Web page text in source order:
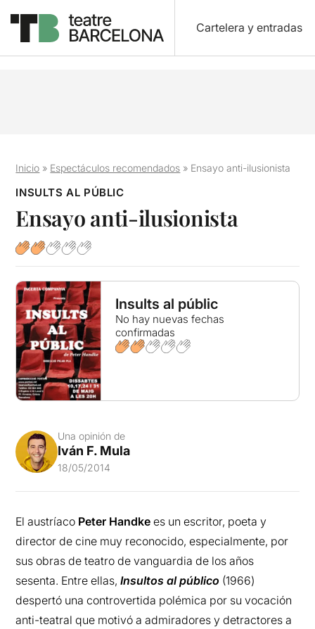
Cartelera y entradas
Inicio » Espectáculos recomendados » Ensayo anti-ilusionista
INSULTS AL PÚBLIC
Ensayo anti-ilusionista
Insults al públic
No hay nuevas fechas
confirmadas
Una opinión de
Iván F. Mula
18/05/2014
El austríaco Peter Handke es un escritor, poeta y
director de cine muy reconocido, especialmente, por
sus obras de teatro de vanguardia de los años
sesenta. Entre ellas, Insultos al público (1966)
despertó una controvertida polémica por su vocación
anti-teatral que motivó a admiradores y detractores a